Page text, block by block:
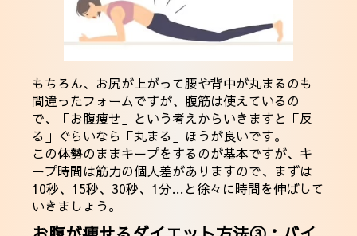
もちろん、お尻が上がって腰や背中が丸まるのも
間違ったフォームですが、腹筋は使えているの
で、「お腹痩せ」という考えからいきますと「反
る」ぐらいなら「丸まる」ほうが良いです。
この体勢のままキープをするのが基本ですが、キ
ープ時間は筋力の個人差がありますので、まずは
10秒、15秒、30秒、1分…と徐々に時間を伸ばして
いきましょう。